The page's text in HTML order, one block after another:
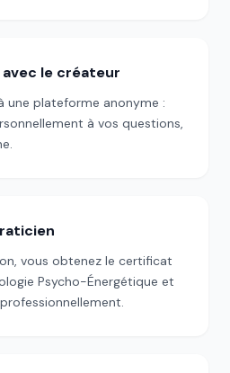
le créateur
une plateforme anonyme :
à vos questions,
vous obtenez le certificat
Psycho-Énergétique et